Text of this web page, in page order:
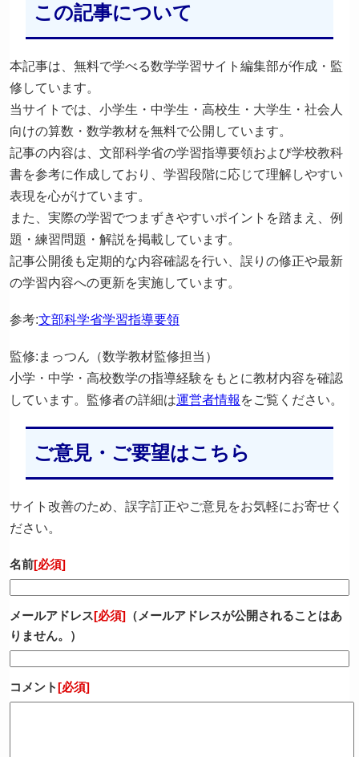
この記事について
本記事は、無料で学べる数学学習サイト編集部が作成・監
修しています。
当サイトでは、小学生・中学生・高校生・大学生・社会人
向けの算数・数学教材を無料で公開しています。
記事の内容は、文部科学省の学習指導要領および学校教科
書を参考に作成しており、学習段階に応じて理解しやすい
表現を心がけています。
また、実際の学習でつまずきやすいポイントを踏まえ、例
題・練習問題・解説を掲載しています。
記事公開後も定期的な内容確認を行い、誤りの修正や最新
の学習内容への更新を実施しています。
参考:文部科学省学習指導要領
監修:まっつん（数学教材監修担当）
小学・中学・高校数学の指導経験をもとに教材内容を確認
しています。監修者の詳細は運営者情報 をご覧ください。
ご意見・ご要望はこちら
サイト改善のため、誤字訂正やご意見をお気軽にお寄せく
ださい。
名前[必須]
メールアドレス[必須] （メールアドレスが公開されることはあ
りません。）
コメント[必須]